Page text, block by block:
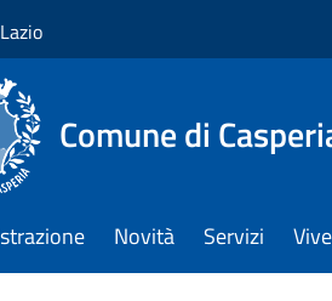
Comune di
Novità Servizi